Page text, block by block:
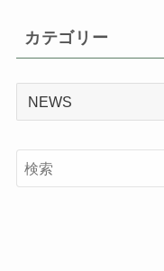
カテゴリー
リ
ー